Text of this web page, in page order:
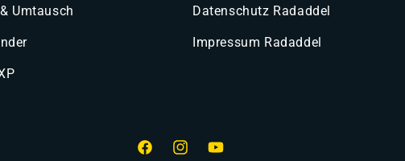
Umtausch Datenschutz Radaddel
Impressum Radaddel
FacebookInstagramYouTube